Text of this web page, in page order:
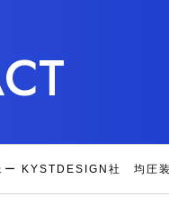
ー KYSTDESIGN社 均圧